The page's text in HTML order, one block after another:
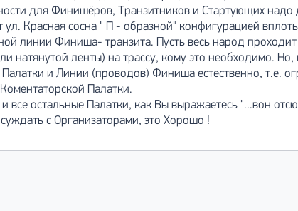
для Финишёров, Транзитников и Стартующих надо
Красная сосна " П - образной" конфигурацией
линии Финиша- транзита. Пусть весь народ
натянутой ленты) на трассу, кому это необходимо. Но,
и Линии (проводов) Финиша естественно, т.е.
Палатки.
все остальные Палатки, как Вы выражаетесь "...вон
с Организаторами, это Хорошо !